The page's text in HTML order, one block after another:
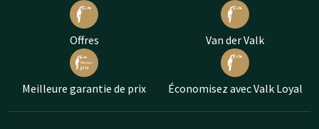
Offres Van der Valk
Meilleure garantie de prix Économisez avec Valk Loyal